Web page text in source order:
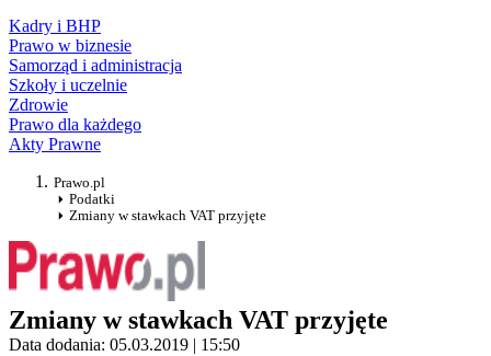
Kadry i BHP
Prawo w biznesie
Samorząd i administracja
Szkoły i uczelnie
Zdrowie
Prawo dla każdego
Akty Prawne
Prawo.pl
Podatki
Zmiany w stawkach VAT przyjęte
Zmiany w stawkach VAT przyjęte
Data dodania: 05.03.2019 | 15:50